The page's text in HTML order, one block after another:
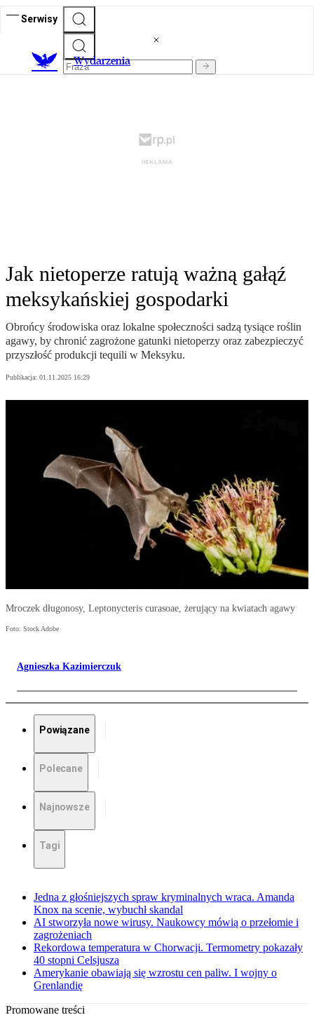
Serwisy
Wydarzenia
Jak nietoperze ratują ważną gałąź
meksykańskiej gospodarki
Obrońcy środowiska oraz lokalne społeczności sadzą tysiące roślin
agawy, by chronić zagrożone gatunki nietoperzy oraz zabezpieczyć
przyszłość produkcji tequili w Meksyku.
Publikacja: 01.11.2025 16:29
Mroczek długonosy, Leptonycteris curasoae, żerujący na kwiatach agawy
Foto: Stock Adobe
Agnieszka Kazimierczuk
Powiązane
Polecane
Najnowsze
Tagi
Jedna z głośniejszych spraw kryminalnych wraca. Amanda
Knox na scenie, wybuchł skandal
AI stworzyła nowe wirusy. Naukowcy mówią o przełomie i
zagrożeniach
Rekordowa temperatura w Chorwacji. Termometry pokazały
40 stopni Celsjusza
Amerykanie obawiają się wzrostu cen paliw. I wojny o
Grenlandię
Promowane treści